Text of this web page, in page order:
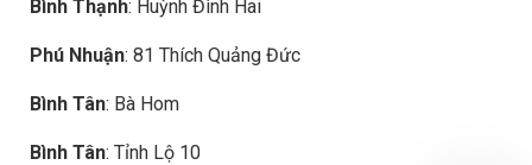
Bình Thạnh: Huỳnh Đình Hai
Phú Nhuận: 81 Thích Quảng Đức
Bình Tân: Bà Hom
Bình Tân: Tỉnh Lộ 10